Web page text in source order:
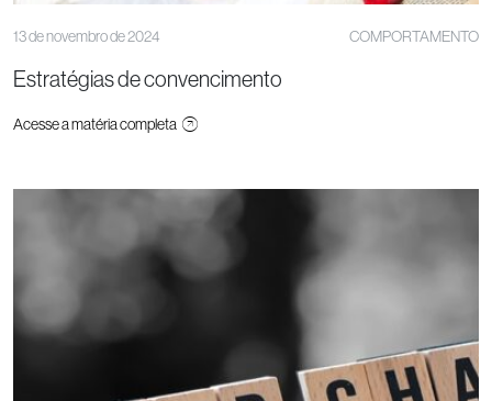
13 de novembro de 2024 COMPORTAMENTO
Estratégias de convencimento
Acesse a matéria completa